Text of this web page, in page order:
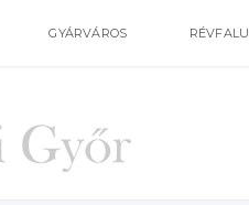
GYÁRVÁROS RÉVFALU